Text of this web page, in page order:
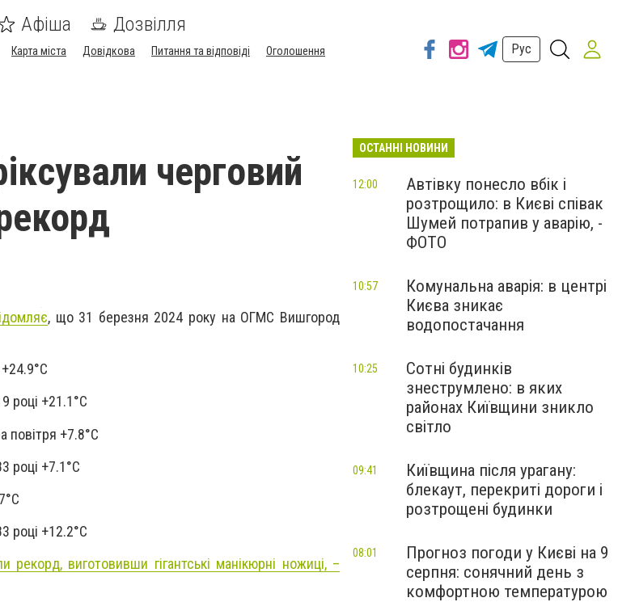
Афіша Дозвілля
Карта міста Довідкова Питання та відповіді
Оголошення
Рус
черговий
, що 31 березня 2024 року на ОГМС Вишгород
році +21.1°С
повітря +7.8°С
році +7.1°С
році +12.2°С
рекорд,виготовивши гігантські манікюрні ножиці, –
ОСТАННІ НОВИНИ
Автівку понесло вбік і
розтрощило: в Києві співак
Шумей потрапив у аварію, -
ФОТО
12:00
Комунальна аварія: в центрі
Києва зникає
водопостачання
10:57
Сотні будинків
знеструмлено: в яких
районах Київщини зникло
світло
10:25
Київщина після урагану:
блекаут, перекриті дороги і
розтрощені будинки
09:41
Прогноз погоди у Києві на 9
серпня: сонячний день з
комфортною температурою
08:01